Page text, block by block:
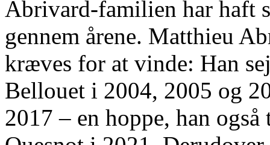
Abrivard-familien har haft
gennem årene. Matthieu
kræves for at vinde: Han
Bellouet i 2004, 2005 og
2017 – en hoppe, han